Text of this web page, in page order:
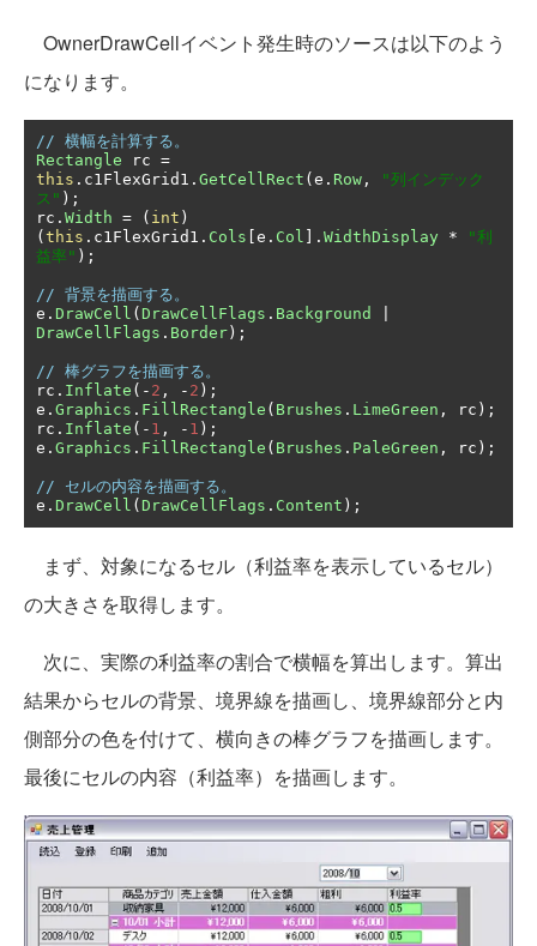
OwnerDrawCellイベント発生時のソースは以下のよう
になります。
// 横幅を計算する。
Rectangle rc =
this . c1FlexGrid1 . GetCellRect (e . Row ,
"列インデック
ス" );
rc . Width = ( int )
(this . c1FlexGrid1 . Cols [e . Col ]. WidthDisplay *
"利
益率" );
// 背景を描画する。
e . DrawCell (DrawCellFlags . Background
DrawCellFlags . Border);
// 棒グラフを描画する。
rc . Inflate (- 2 , - 2 );
e . Graphics . FillRectangle ( Brushes . LimeGreen , rc );
rc . Inflate (- 1 , - 1 );
e . Graphics . FillRectangle ( Brushes . PaleGreen , rc );
// セルの内容を描画する。
e . DrawCell (DrawCellFlags . Content );
まず、対象になるセル（利益率を表示しているセル）
の大きさを取得します。
次に、実際の利益率の割合で横幅を算出します。算出
結果からセルの背景、境界線を描画し、境界線部分と内
側部分の色を付けて、横向きの棒グラフを描画します。
最後にセルの内容（利益率）を描画します。